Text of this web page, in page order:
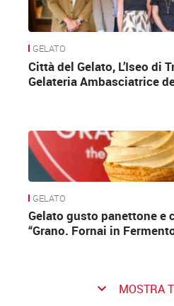
GELATO
Città del Gelato, L’Iseo di
Gelateria Ambasciatrice
GELATO
Gelato gusto panettone e
“Grano. Fornai in
keyboard_arrow_down MOSTRA